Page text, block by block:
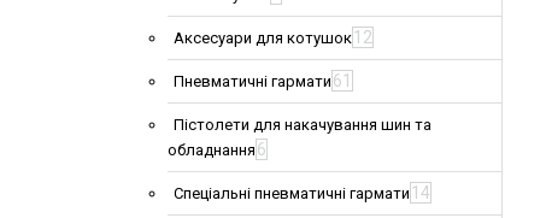
Аксесуари для котушок 12
Пневматичні гармати 61
Пістолети для накачування шин та
обладнання 6
Спеціальні пневматичні гармати 14